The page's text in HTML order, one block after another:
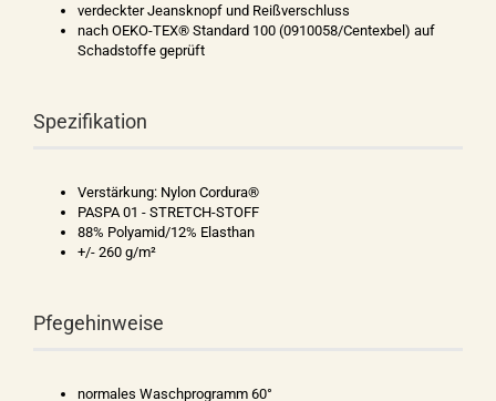
verdeckter Jeansknopf und Reißverschluss
nach OEKO-TEX® Standard 100 (0910058/Centexbel) auf
Schadstoffe geprüft
Spezifikation
Verstärkung: Nylon Cordura®
PASPA 01 - STRETCH-STOFF
88% Polyamid/12% Elasthan
+/- 260 g/m²
Pfegehinweise
normales Waschprogramm 60°